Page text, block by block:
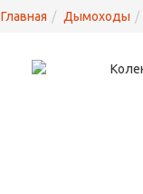
Главная Дымоходы